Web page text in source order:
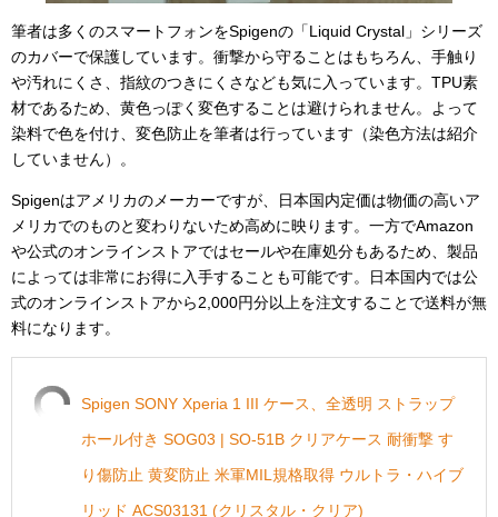
筆者は多くのスマートフォンをSpigenの「Liquid Crystal」シリーズ
のカバーで保護しています。衝撃から守ることはもちろん、手触り
や汚れにくさ、指紋のつきにくさなども気に入っています。TPU素
材であるため、黄色っぽく変色することは避けられません。よって
染料で色を付け、変色防止を筆者は行っています（染色方法は紹介
していません）。
Spigenはアメリカのメーカーですが、日本国内定価は物価の高いア
メリカでのものと変わりないため高めに映ります。一方でAmazon
や公式のオンラインストアではセールや在庫処分もあるため、製品
によっては非常にお得に入手することも可能です。日本国内では公
式のオンラインストアから2,000円分以上を注文することで送料が無
料になります。
Spigen SONY Xperia 1 III ケース、全透明 ストラップ
ホール付き SOG03 | SO-51B クリアケース 耐衝撃 す
り傷防止 黄変防止 米軍MIL規格取得 ウルトラ・ハイブ
リッド ACS03131 (クリスタル・クリア)